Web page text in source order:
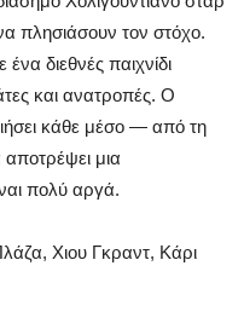
πλησιάσουν τον στόχο.
διεθνές παιχνίδι
και ανατροπές. Ο
κάθε μέσο — από τη
μια
πολύ αργά.
Χιου Γκραντ, Κάρι